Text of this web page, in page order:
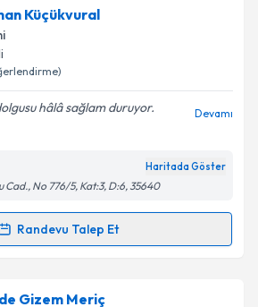
e-posta ile bilgilendireceğiz.
işlenmesini kabul ediyorum.
Talebini Gönder
Küçükvural
hâlâ sağlam duruyor.
Devamı
Haritada Göster
No 776/5, Kat:3, D:6, 35640
Randevu Talep Et
Talebi
için randevu takvimi talebi
Gizem Meriç